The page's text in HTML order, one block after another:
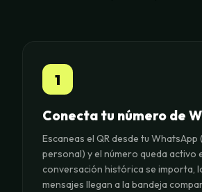
1
Conecta tu número de
Escaneas el QR desde tu WhatsApp
personal) y el número queda activo
conversación histórica se importa,
mensajes llegan a la bandeja